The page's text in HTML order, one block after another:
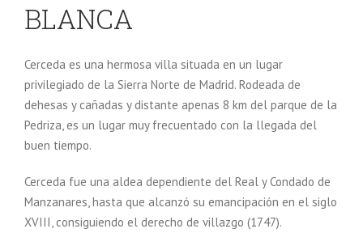
BLANCA
Cerceda es una hermosa villa situada en un lugar
privilegiado de la Sierra Norte de Madrid. Rodeada de
dehesas y cañadas y distante apenas 8 km del parque de la
Pedriza, es un lugar muy frecuentado con la llegada del
buen tiempo.
Cerceda fue una aldea dependiente del Real y Condado de
Manzanares, hasta que alcanzó su emancipación en el siglo
XVIII, consiguiendo el derecho de villazgo (1747).